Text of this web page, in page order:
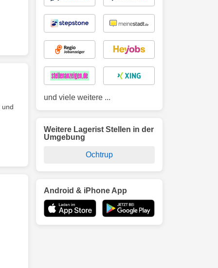
und
und viele weitere ...
Weitere Lagerist Stellen in der
Umgebung
Ochtrup
Android & iPhone App